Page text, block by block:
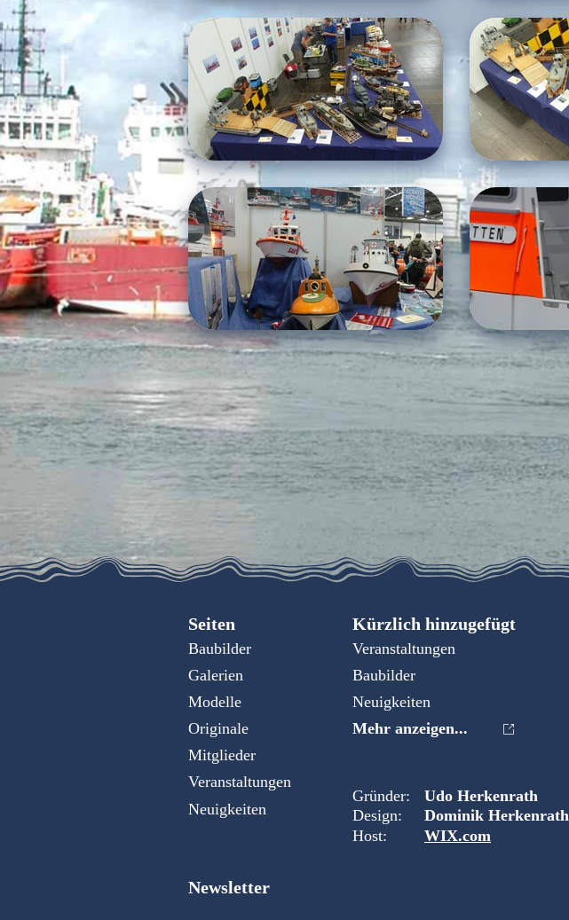
Seiten Kürzlich hinzugefügt
Baubilder
Veranstaltungen
Galerien
Baubilder
Modelle
Neuigkeiten
Originale
Mehr anzeigen...
Mitglieder
Veranstaltungen
Neuigkeiten
Gründer:
Udo Herkenrath
Design:
Dominik Herkenrath
Host:
WIX.com
Newsletter